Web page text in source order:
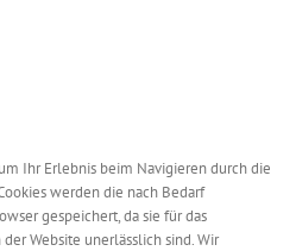
Ihr Erlebnis beim Navigieren durch die
werden die nach Bedarf
gespeichert, da sie für das
Website unerlässlich sind. Wir